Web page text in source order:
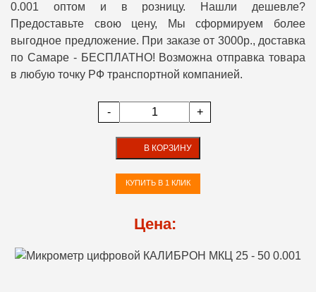
0.001 оптом и в розницу. Нашли дешевле?
Предоставьте свою цену, Мы сформируем более
выгодное предложение. При заказе от 3000р., доставка
по Самаре - БЕСПЛАТНО! Возможна отправка товара
в любую точку РФ транспортной компанией.
- +
В КОРЗИНУ
КУПИТЬ В 1 КЛИК
Цена: